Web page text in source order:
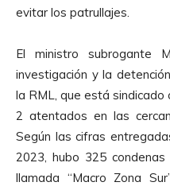
evitar los patrullajes.
El ministro subrogante
investigación y la
la RML, que está
2 atentados en las
Según las cifras
2023, hubo 325
llamada “Macro Zona